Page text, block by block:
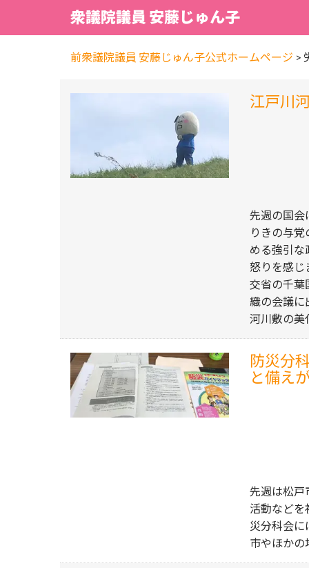
衆議院議員 安藤じゅん子
前衆議院議員 安藤じゅん子公式ホームページ >
江戸川
先週の国会
りきの与
める強引な
怒りを感じ
交省の千葉
織の会議に
河川敷の美
防災分
と備え
先週は松戸
活動などを
災分科会に
市やほかの